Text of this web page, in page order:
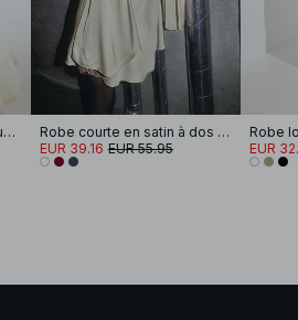
Robe courte en tissu jacquard à paillettes et fronces sur les hanches
Robe courte en satin à dos en cascade
EUR 39.16 EUR 55.95 EUR